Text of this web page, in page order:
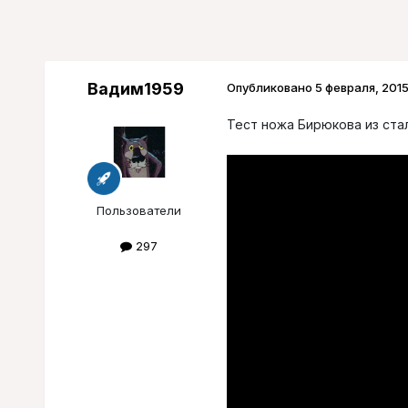
Вадим1959
Пользователи
297
Опубликовано 5 февраля, 2015
Тест ножа Бирюкова из